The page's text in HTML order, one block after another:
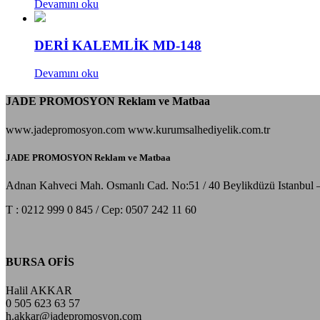
Devamını oku
DERİ KALEMLİK MD-148
Devamını oku
JADE PROMOSYON Reklam ve Matbaa
www.jadepromosyon.com www.kurumsalhediyelik.com.tr
JADE PROMOSYON Reklam ve Matbaa
Adnan Kahveci Mah. Osmanlı Cad. No:51 / 40 Beylikdüzü Istanbul
T : 0212 999 0 845 / Cep: 0507 242 11 60
BURSA OFİS
Halil AKKAR
0 505 623 63 57
h.akkar@jadepromosyon.com